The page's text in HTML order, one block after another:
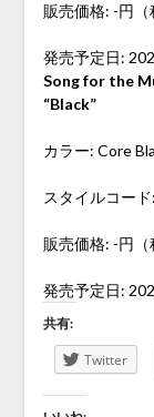
販売価格: -円（
発売予定日:
Song for the
“Black”
カラー: Core
スタイルコー
販売価格: -円（
発売予定日:
共有:
Twitter